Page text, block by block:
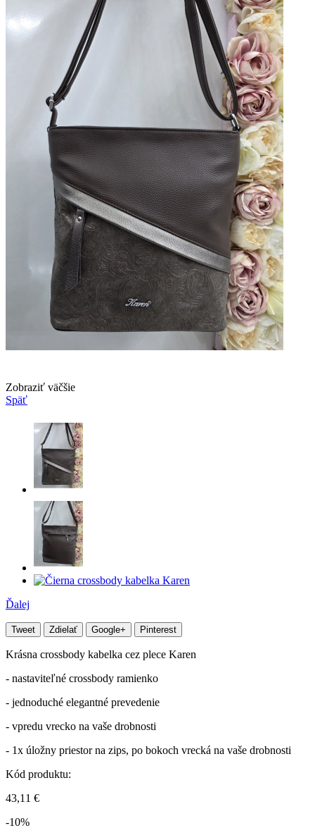
Zobraziť väčšie
Späť
Ďalej
Tweet Zdielať Google+ Pinterest
Krásna crossbody kabelka cez plece Karen
- nastaviteľné crossbody ramienko
- jednoduché elegantné prevedenie
- vpredu vrecko na vaše drobnosti
- 1x úložny priestor na zips, po bokoch vrecká na vaše drobnosti
Kód produktu:
43,11 €
-10%